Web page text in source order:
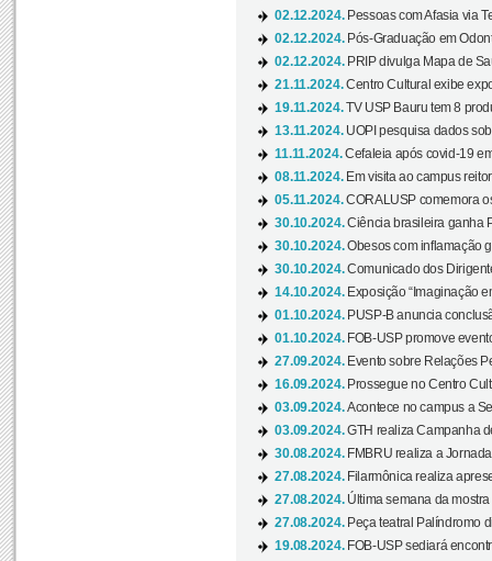
02.12.2024. Pessoas com Afasia via
02.12.2024. Pós-Graduação em
02.12.2024. PRIP divulga Mapa de
21.11.2024.Centro Cultural exibe
19.11.2024.TV USP Bauru tem 8
13.11.2024. UOPI pesquisa dados
11.11.2024.Cefaleia após covid-19
08.11.2024. Em visita ao campus
05.11.2024.CORALUSP comemora
30.10.2024.Ciência brasileira ganha
30.10.2024.Obesos com inflamação
30.10.2024.Comunicado dos
14.10.2024. Exposição “Imaginação
01.10.2024. PUSP-B anuncia
01.10.2024. FOB-USP promove
27.09.2024. Evento sobre Relações
16.09.2024. Prossegue no Centro
03.09.2024.Acontece no campus a
03.09.2024.GTH realiza Campanha
30.08.2024. FMBRU realiza a
27.08.2024. Filarmônica realiza
27.08.2024. Última semana da
27.08.2024. Peça teatral Palíndromo
19.08.2024. FOB-USP sediará